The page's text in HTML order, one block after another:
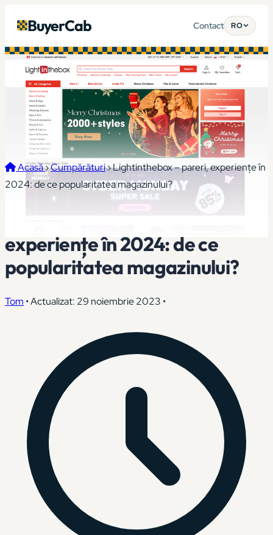
BuyerCab Contact RO
Acasă›Cumpărături›Lightinthebox – pareri, experiențe în
2024: de ce popularitatea magazinului?
experiențe în 2024: de ce
popularitatea magazinului?
Tom •Actualizat: 29 noiembrie 2023 •